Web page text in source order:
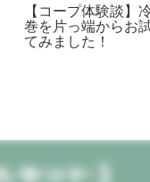
【コープ体験談】
巻を片っ端からお
てみました！